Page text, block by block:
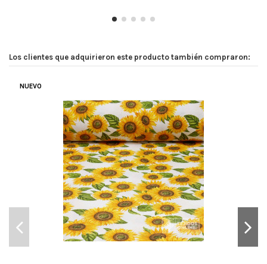
Los clientes que adquirieron este producto también compraron:
NUEVO